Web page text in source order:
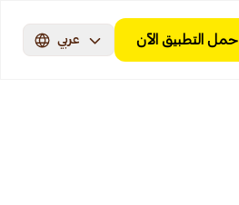
حمل التطبيق الآن عربي